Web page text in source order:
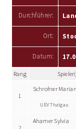
Durchführer:
Ort:
Datum:
Rang
1
Schrofner
UEV Thalgau
Ahamer Sylvia